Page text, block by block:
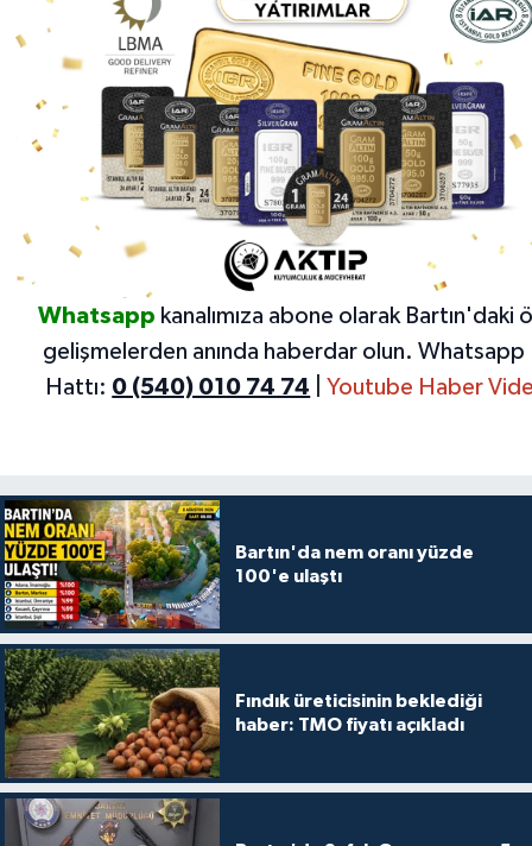
Whatsapp kanalımıza abone olarak Bartın'daki
gelişmelerden anında haberdar olun. Whatsapp
Hattı: 0 (540) 010 74 74 Youtube Haber
Bartın'da nem oranı yüzde
100'e ulaştı
Fındık üreticisinin beklediği
haber: TMO fiyatı açıkladı